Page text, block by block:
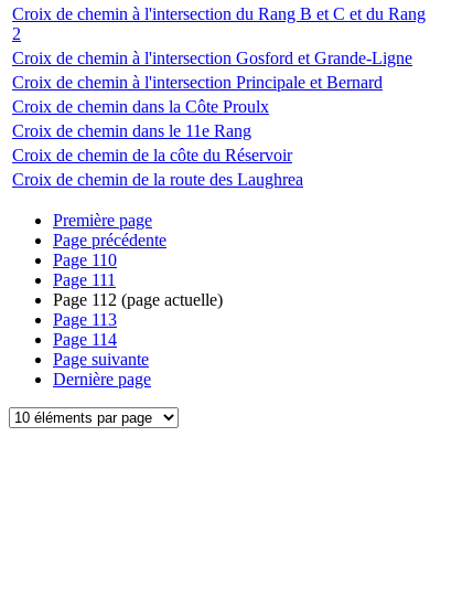
Croix de chemin à l'intersection du Rang B et C et du Rang
2
Croix de chemin à l'intersection Gosford et Grande-Ligne
Croix de chemin à l'intersection Principale et Bernard
Croix de chemin dans la Côte Proulx
Croix de chemin dans le 11e Rang
Croix de chemin de la côte du Réservoir
Croix de chemin de la route des Laughrea
Première page
Page précédente
Page 110
Page 111
Page 112 (page actuelle)
Page 113
Page 114
Page suivante
Dernière page